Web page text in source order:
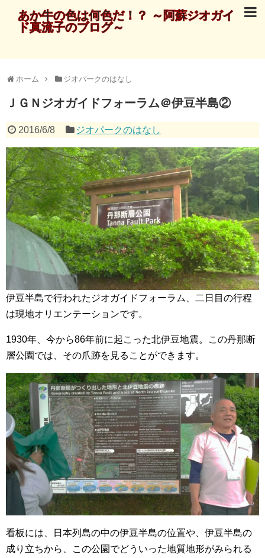
あか牛の色は何色だ！？ ～阿蘇ジオガイ
ド真流子のブログ～
ホーム ジオパークのはなし
ＪＧＮジオガイドフォーラム＠伊豆半島②
2016/6/8 ジオパークのはなし
伊豆半島で行われたジオガイドフォーラム、二日目の行程
は現地オリエンテーションです。
1930年、今から86年前に起こった北伊豆地震。この丹那断
層公園では、その爪跡を見ることができます。
看板には、日本列島の中の伊豆半島の位置や、伊豆半島の
成り立ちから、この公園でどういった地質地形がみられる